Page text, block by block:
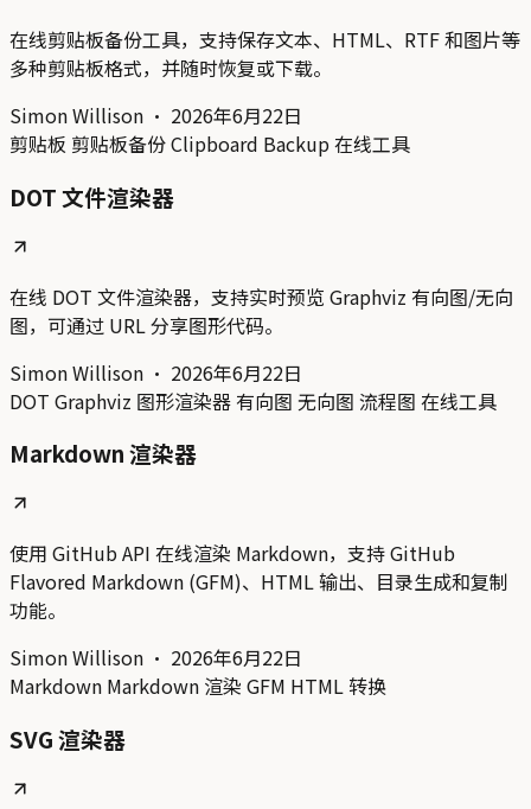
在线剪贴板备份工具，支持保存文本、HTML、RTF 和图片等
多种剪贴板格式，并随时恢复或下载。
Simon Willison · 2026年6月22日
剪贴板 剪贴板备份Clipboard Backup在线工具
DOT 文件渲染器
在线 DOT 文件渲染器，支持实时预览 Graphviz 有向图/无向
图，可通过 URL 分享图形代码。
Simon Willison · 2026年6月22日
DOT Graphviz 图形渲染器 有向图 无向图 流程图 在线工具
Markdown 渲染器
使用 GitHub API 在线渲染 Markdown，支持 GitHub
Flavored Markdown (GFM)、HTML 输出、目录生成和复制
功能。
Simon Willison · 2026年6月22日
Markdown Markdown 渲染 GFM HTML 转换
SVG 渲染器